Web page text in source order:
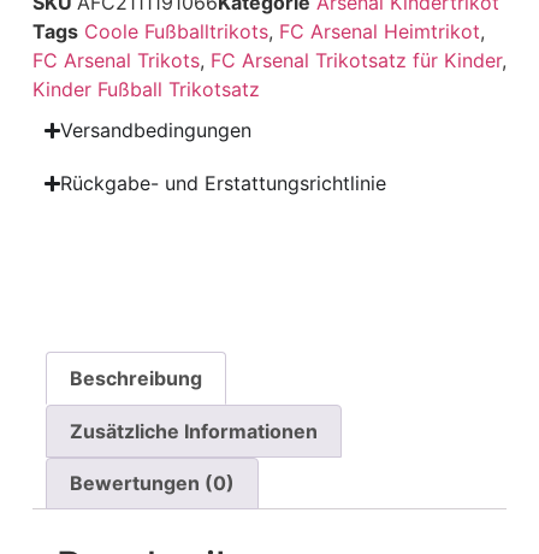
Tags Coole Fußballtrikots, FC Arsenal Heimtrikot,
FC Arsenal Trikots, FC Arsenal Trikotsatz für Kinder,
Kinder Fußball Trikotsatz
Versandbedingungen
Rückgabe- und Erstattungsrichtlinie
Beschreibung
Zusätzliche Informationen
Bewertungen (0)